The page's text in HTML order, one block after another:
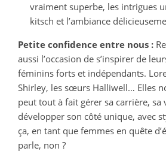
vraiment superbe, les intrigues
kitsch et l’ambiance
Petite confidence entre nous :
aussi l’occasion de s’inspirer de
féminins forts et indépendants.
Shirley, les sœurs Halliwell… Elles
peut tout à fait gérer sa carrière, sa
développer son côté unique, avec
ça, en tant que femmes en quête
parle, non ?